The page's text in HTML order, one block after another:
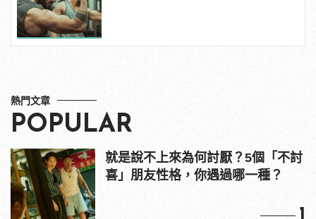
熱門文章
POPULAR
就是說不上來為何討厭？5個「不討
喜」朋友性格，你遇過哪一種？
1